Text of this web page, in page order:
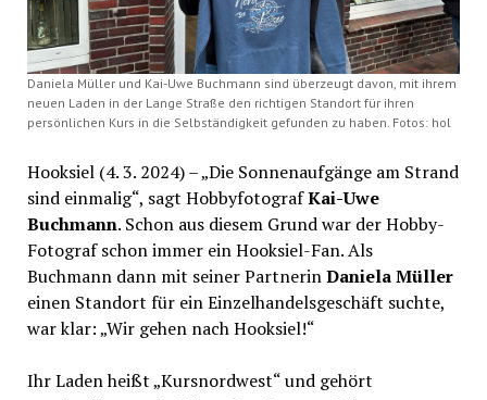
Daniela Müller und Kai-Uwe Buchmann sind überzeugt davon, mit ihrem
neuen Laden in der Lange Straße den richtigen Standort für ihren
persönlichen Kurs in die Selbständigkeit gefunden zu haben. Fotos: hol
Hooksiel (4. 3. 2024) – „Die Sonnenaufgänge am Strand
sind einmalig“, sagt HobbyfotografKai-Uwe
Buchmann. Schon aus diesem Grund war der Hobby-
Fotograf schon immer ein Hooksiel-Fan. Als
Buchmann dann mit seiner PartnerinDaniela Müller
einen Standort für ein Einzelhandelsgeschäft suchte,
war klar: „Wir gehen nach Hooksiel!“
Ihr Laden heißt „Kursnordwest“ und gehört